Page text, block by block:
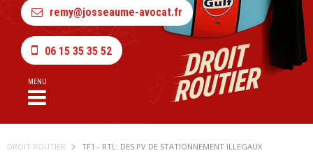
remy@josseaume-avocat.fr
06 15 35 35 52
MENU
DROIT ROUTIER TF1 - RTL: DES PV DE STATIONNEMENT ILLEGAUX